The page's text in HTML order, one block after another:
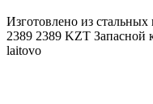
Изготовлено из
2389 2389 KZT Запасной
laitovo